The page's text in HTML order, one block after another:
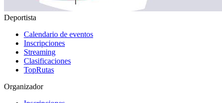
Deportista
Calendario de eventos
Inscripciones
Streaming
Clasificaciones
TopRutas
Organizador